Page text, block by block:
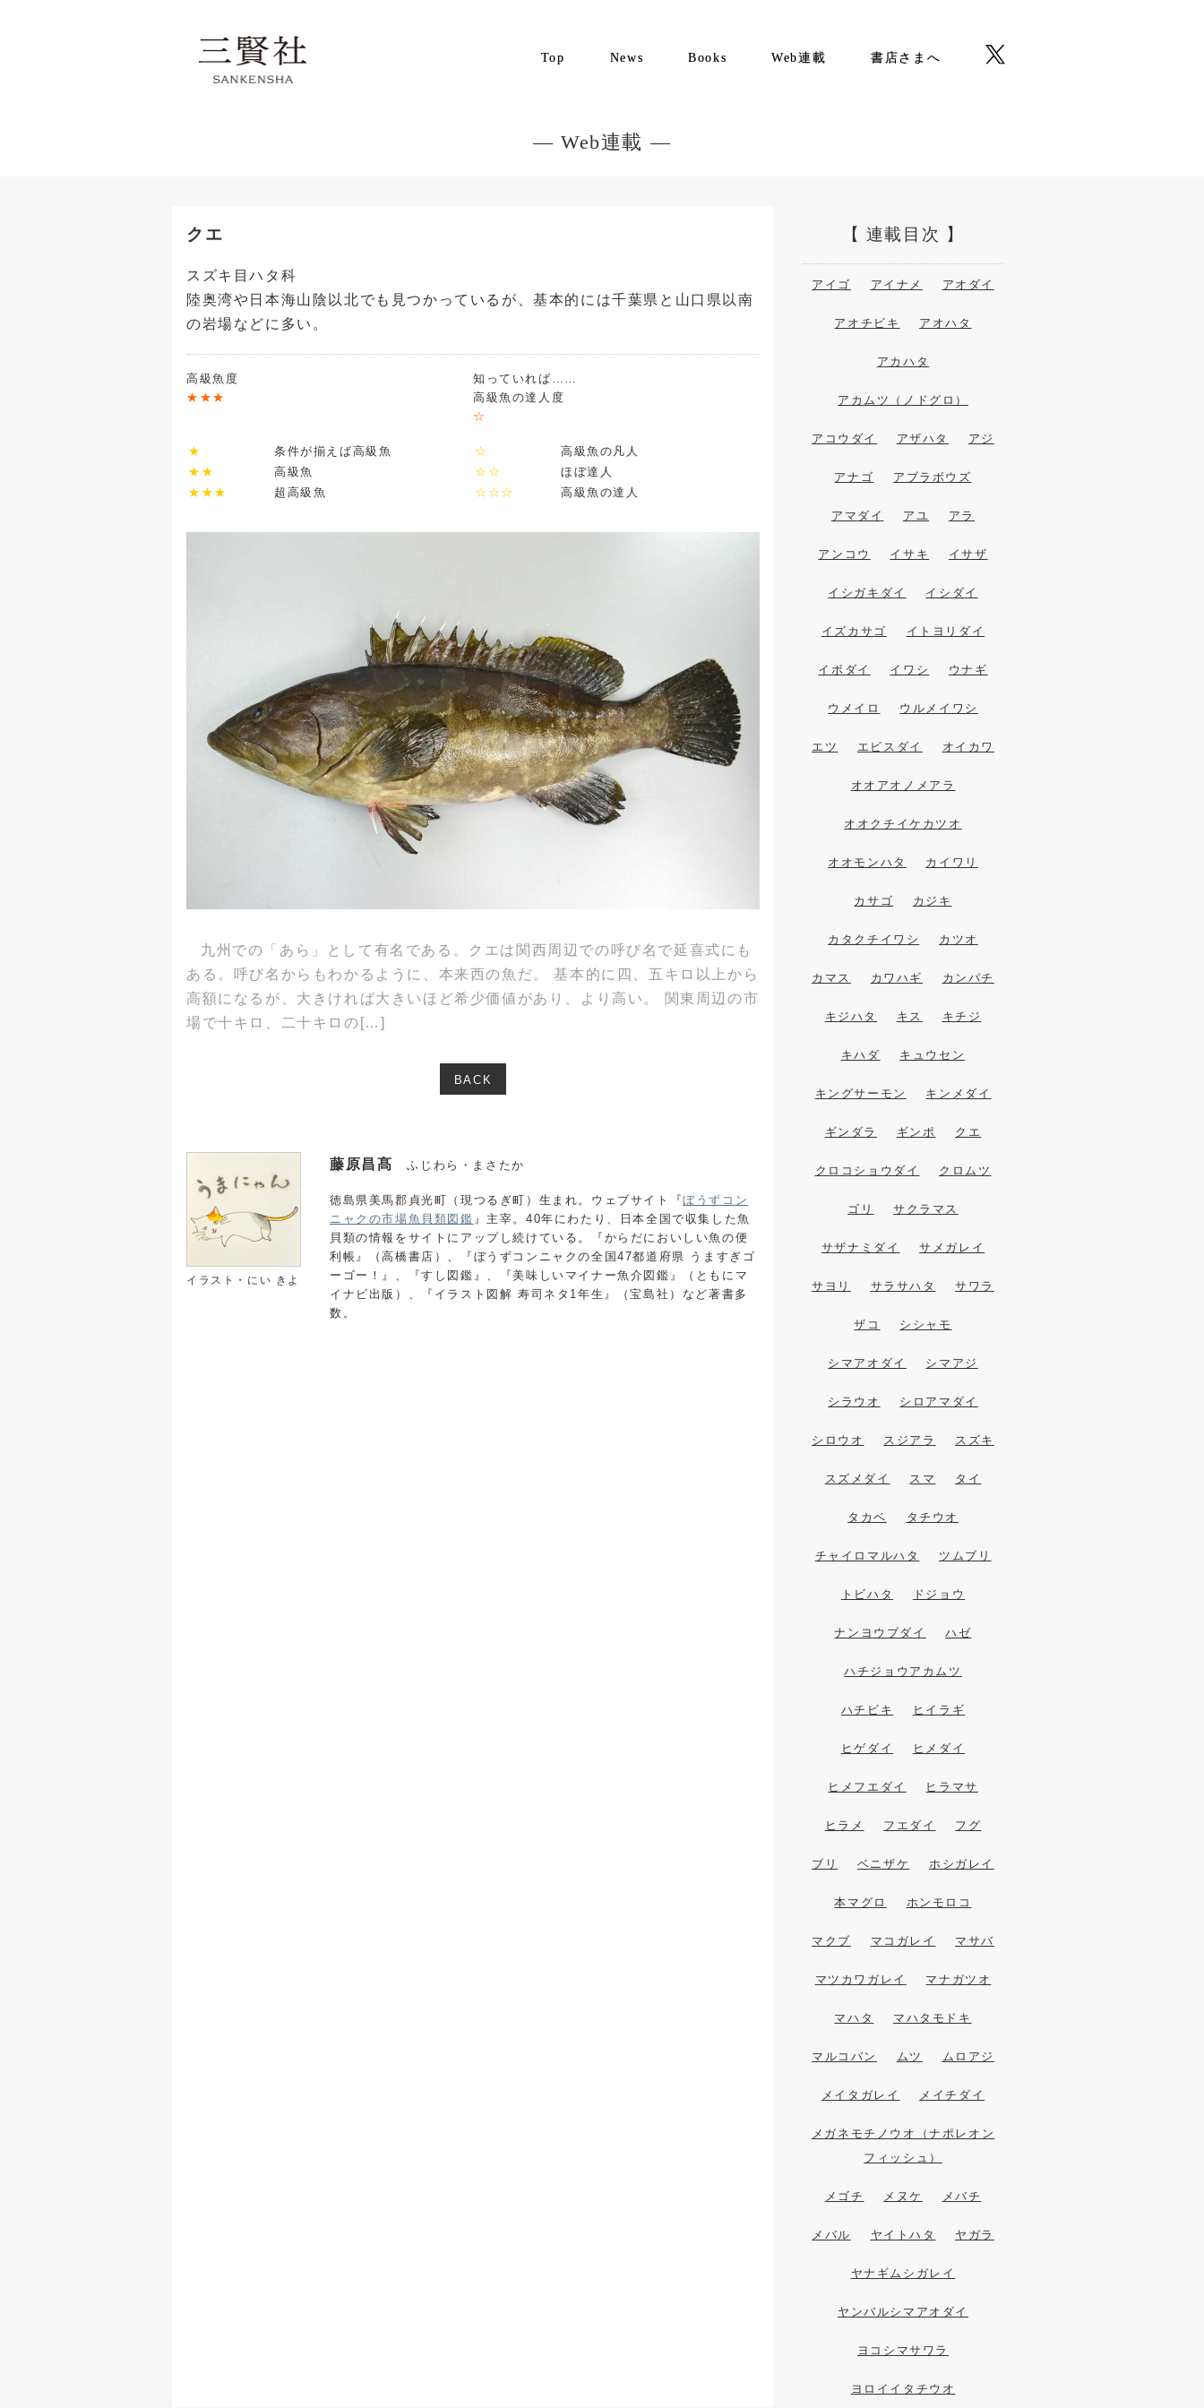
Top News Books Web連載 書店さまへ
— Web連載 —
クエ
スズキ目ハタ科
陸奥湾や日本海山陰以北でも見つかっているが、基本的には千葉県と山口県以南
の岩場などに多い。
高級魚度
★★★
★
条件が揃えば高級魚
★★
高級魚
★★★
超高級魚
高級魚の達人度
☆
☆
高級魚の凡人
☆☆
ほぼ達人
☆☆☆
高級魚の達人
九州での「あら」として有名である。クエは関西周辺での呼び名で延喜式にも
ある。呼び名からもわかるように、本来西の魚だ。 基本的に四、五キロ以上から
高額になるが、大きければ大きいほど希少価値があり、より高い。 関東周辺の市
場で十キロ、二十キロの[…]
BACK
イラスト・にい きよ
藤原昌髙 ふじわら・まさたか
徳島県美馬郡貞光町（現つるぎ町）生まれ。ウェブサイト『ぼうずコン
ニャクの市場魚貝類図鑑 』主宰。40年にわたり、日本全国で収集した魚
貝類の情報をサイトにアップし続けている。『からだにおいしい魚の便
利帳』（高橋書店）、『ぼうずコンニャクの全国47都道府県 うますぎゴ
ーゴー！』、『すし図鑑』、『美味しいマイナー魚介図鑑』（ともにマ
イナビ出版）、『イラスト図解 寿司ネタ1年生』（宝島社）など著書多
数。
連載目次
アイゴ アイナメ アオダイ
アオチビキ アオハタ
アカハタ
アカムツ（ノドグロ）
アコウダイ アザハタ アジ
アナゴ アブラボウズ
アマダイ アユ アラ
アンコウ イサキ イサザ
イシガキダイ イシダイ
イズカサゴ イトヨリダイ
イボダイ イワシ ウナギ
ウメイロ ウルメイワシ
エツ エビスダイ オイカワ
オオアオノメアラ
オオクチイケカツオ
オオモンハタ カイワリ
カサゴ カジキ
カタクチイワシ カツオ
カマス カワハギ カンパチ
キジハタ キス キチジ
キハダ キュウセン
キングサーモン キンメダイ
ギンダラ ギンポ クエ
クロコショウダイ クロムツ
ゴリ サクラマス
サザナミダイ サメガレイ
サヨリ サラサハタ サワラ
ザコ シシャモ
シマアオダイ シマアジ
シラウオ シロアマダイ
シロウオ スジアラ スズキ
スズメダイ スマ タイ
タカベ タチウオ
チャイロマルハタ ツムブリ
トビハタ ドジョウ
ナンヨウブダイ ハゼ
ハチジョウアカムツ
ハチビキ ヒイラギ
ヒゲダイ ヒメダイ
ヒメフエダイ ヒラマサ
ヒラメ フエダイ フグ
ブリ ベニザケ ホシガレイ
本マグロ ホンモロコ
マクブ マコガレイ マサバ
マツカワガレイ マナガツオ
マハタ マハタモドキ
マルコバン ムツ ムロアジ
メイタガレイ メイチダイ
メガネモチノウオ（ナポレオン
フィッシュ）
メゴチ メヌケ メバチ
メバル ヤイトハタ ヤガラ
ヤナギムシガレイ
ヤンバルシマアオダイ
ヨコシマサワラ
ヨロイイタチウオ